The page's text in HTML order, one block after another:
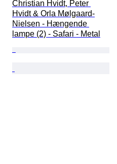
Christian Hvidt, Peter
Hvidt & Orla Mølgaard-
Nielsen - Hængende
lampe (2) - Safari - Metal